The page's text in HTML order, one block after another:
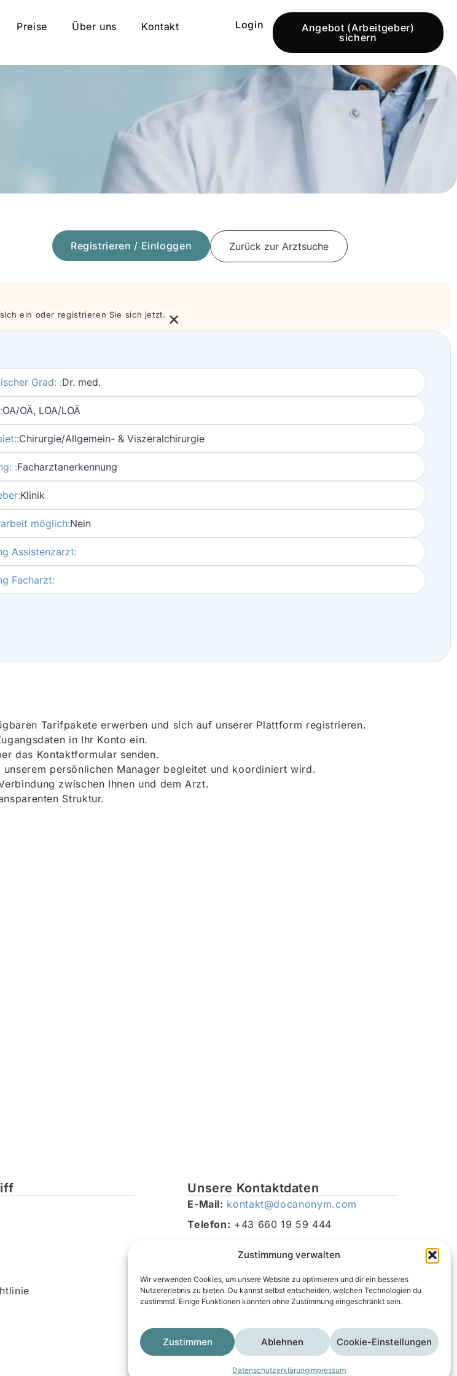
Zustimmung verwalten
Wir verwenden Cookies, um unsere Website zu optimieren und dir ein besseres
Nutzererlebnis zu bieten. Du kannst selbst entscheiden, welchen Technologien du
zustimmst. Einige Funktionen könnten ohne Zustimmung eingeschränkt sein.
Zustimmen Ablehnen Cookie-Einstellungen
DatenschutzerklärungImpressum
Preise Über uns Kontakt Login
Angebot (Arbeitgeber)
sichern
Registrieren / Einloggen Zurück zur Arztsuche
ein oder registrieren Sie sich jetzt. ×
Grad: :Dr. med.
OA/OÄ, LOA/LOÄ
Chirurgie/Allgemein- & Viszeralchirurgie
:Facharztanerkennung
Klinik
möglich:Nein
Assistenzarzt:
Facharzt:
Tarifpakete erwerben und sich auf unserer Plattform registrieren.
in Ihr Konto ein.
das Kontaktformular senden.
persönlichen Manager begleitet und koordiniert wird.
zwischen Ihnen und dem Arzt.
Struktur.
Unsere Kontaktdaten
E-Mail: kontakt@docanonym.com
Telefon: +43 660 19 59 444
Traunsee, Österreich
DatenschutzerklärungAGB